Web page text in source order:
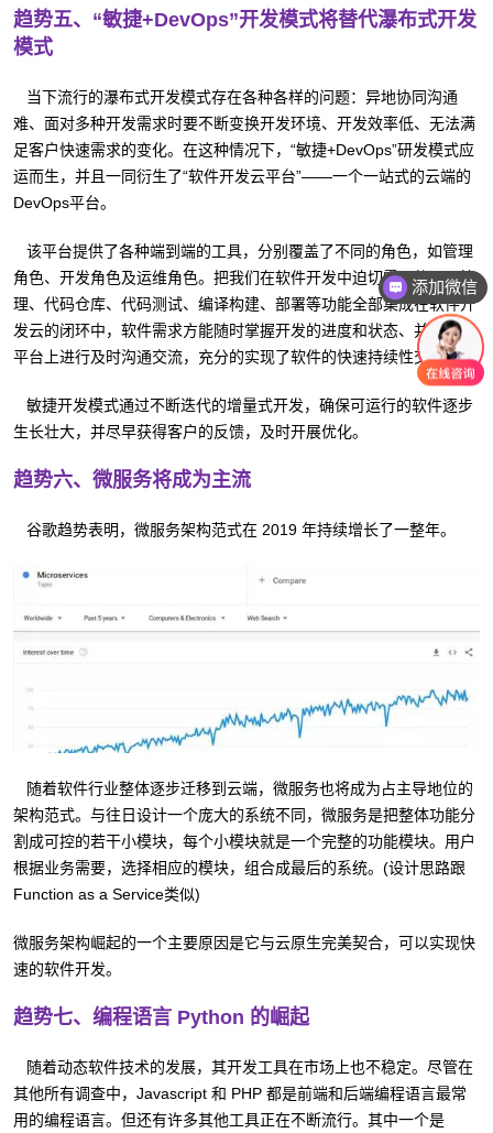
趋势五、“敏捷+DevOps”开发模式将替代瀑布式开发
模式
当下流行的瀑布式开发模式存在各种各样的问题：异地协同沟通
难、面对多种开发需求时要不断变换开发环境、开发效率低、无法满
足客户快速需求的变化。在这种情况下，“敏捷+DevOps”研发模式应
运而生，并且一同衍生了“软件开发云平台”——一个一站式的云端的
DevOps平台。
该平台提供了各种端到端的工具，分别覆盖了不同的角色，如管理
角色、开发角色及运维角色。把我们在软件开发中迫切需要的项目管
理、代码仓库、代码测试、编译构建、部署等功能全部集成在软件开
发云的闭环中，软件需求方能随时掌握开发的进度和状态、并可在云
平台上进行及时沟通交流，充分的实现了软件的快速持续性交付。
敏捷开发模式通过不断迭代的增量式开发，确保可运行的软件逐步
生长壮大，并尽早获得客户的反馈，及时开展优化。
趋势六、微服务将成为主流
谷歌趋势表明，微服务架构范式在 2019 年持续增长了一整年。
随着软件行业整体逐步迁移到云端，微服务也将成为占主导地位的
架构范式。与往日设计一个庞大的系统不同，微服务是把整体功能分
割成可控的若干小模块，每个小模块就是一个完整的功能模块。用户
根据业务需要，选择相应的模块，组合成最后的系统。(设计思路跟
Function as a Service类似)
微服务架构崛起的一个主要原因是它与云原生完美契合，可以实现快
速的软件开发。
趋势七、编程语言 Python 的崛起
随着动态软件技术的发展，其开发工具在市场上也不稳定。尽管在
其他所有调查中，Javascript 和 PHP 都是前端和后端编程语言最常
用的编程语言。但还有许多其他工具正在不断流行。其中一个是
添加微信
咨询报价